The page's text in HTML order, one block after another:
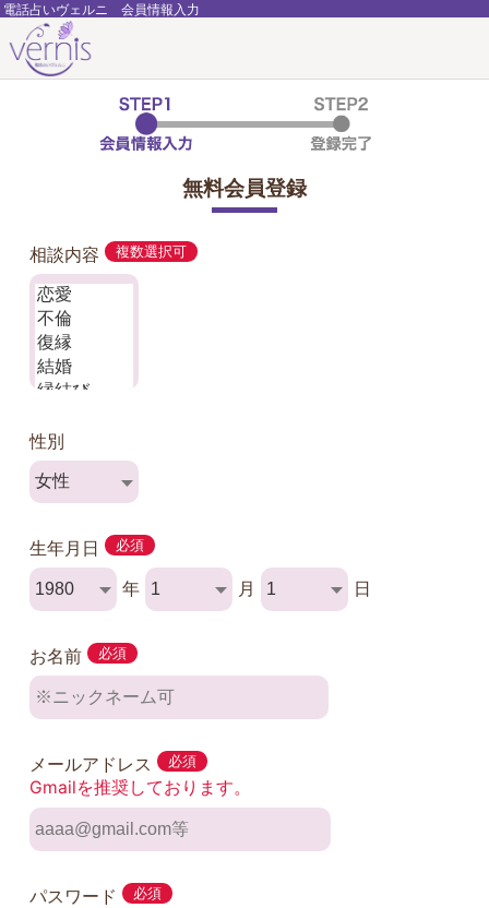
電話占いヴェルニ 会員情報入力
無料会員登録
相談内容 複数選択可
性別
生年月日 必須
年 月 日
お名前 必須
メールアドレス 必須
Gmailを推奨しております。
パスワード 必須